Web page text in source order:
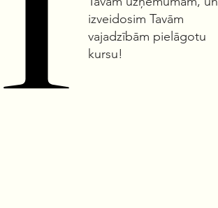
izveidosim Tavām
vajadzībām pielāgotu
kursu!